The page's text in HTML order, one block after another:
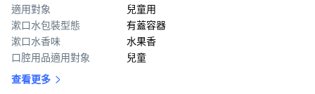
適用對象
兒童用
漱口水包裝型態
有蓋容器
漱口水香味
水果香
口腔用品適用對象
兒童
查看更多